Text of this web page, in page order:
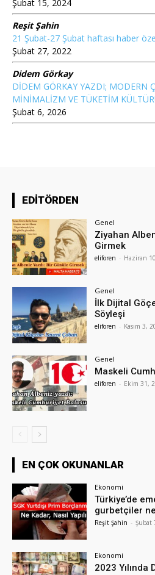
Şubat 15, 2024
Reşit Şahin
21 Şubat-27 Şubat haftası haber
Şubat 27, 2022
Didem Görkay
DİDEM GÖRKAY YAZDI; MODERN
MİNİMALİZM VE TÜKETİM
Şubat 6, 2026
EDİTÖRDEN
Genel
Ziyahan
Girmek
eliforen - Haziran
Genel
İlk Dijital
Söyleşi
eliforen - Kasım 3,
Genel
Maskeli
eliforen - Ekim 31,
EN ÇOK OKUNANLAR
Ekonomi
Türkiye’de
gurbetçiler
Reşit Şahin - Şubat
Ekonomi
2023 Yılında